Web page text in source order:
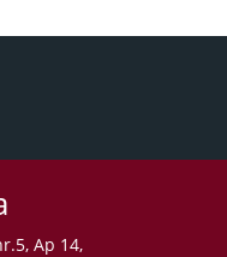
Ap 14,